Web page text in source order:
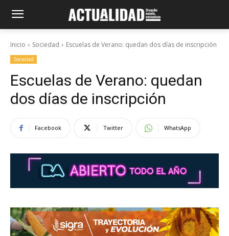
Inicio Sociedad Escuelas de Verano: quedan dos días de inscripción
Sociedad
Escuelas de Verano: quedan
dos días de inscripción
Facebook Twitter WhatsApp